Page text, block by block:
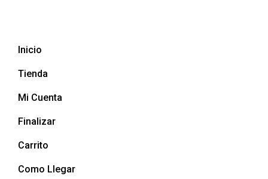
Inicio
Tienda
Mi Cuenta
Finalizar
Carrito
Como Llegar